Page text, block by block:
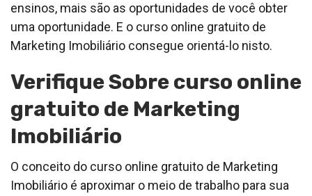
ensinos, mais são as oportunidades de você obter
uma oportunidade. E o curso online gratuito de
Marketing Imobiliário consegue orientá-lo nisto.
Verifique Sobre curso online
gratuito de Marketing
Imobiliário
O conceito do curso online gratuito de Marketing
Imobiliário é aproximar o meio de trabalho para sua